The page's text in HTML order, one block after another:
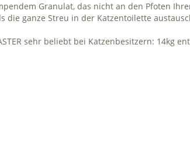
Granulat, das nicht an den Pfoten
ganze Streu in der Katzentoilette
sehr beliebt bei Katzenbesitzern: 14kg